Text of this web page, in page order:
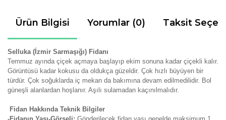
Ürün Bilgisi Yorumlar (0) Taksit
Selluka (İzmir Sarmaşığı) Fidanı
Temmuz ayında çiçek açmaya başlayıp ekim sonuna kadar çiçekli kalır.
Görüntüsü kadar kokusu da oldukça güzeldir. Çok hızlı büyüyen bir
türdür. Çok soğuklarda iç mekan da bakımına devam edilmedilidir. Bol
güneşli alanlardan hoşlanır. Aşılı sulamadan kaçınılmalıdır.
Fidan Hakkında Teknik Bilgiler